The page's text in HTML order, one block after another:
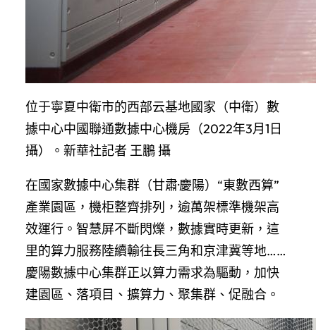
位于寧夏中衛市的西部云基地國家（中衛）數
據中心中國聯通數據中心機房（2022年3月1日
攝）。新華社記者 王鵬 攝
在國家數據中心集群（甘肅·慶陽）“東數西算”
產業園區，機柜整齊排列，逾萬架標準機架高
效運行。智慧屏不斷閃爍，數據實時更新，這
里的算力服務陸續輸往長三角和京津冀等地……
慶陽數據中心集群正以算力需求為驅動，加快
建園區、落項目、擴算力、聚集群、促融合。